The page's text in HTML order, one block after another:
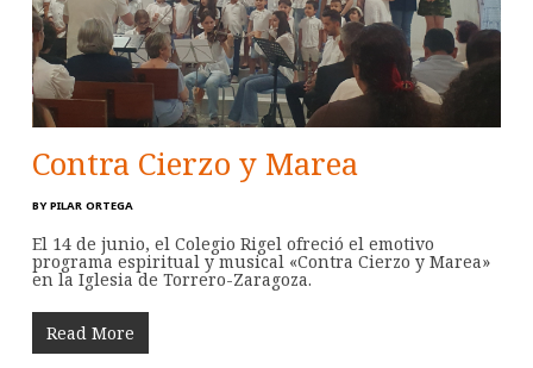
Contra Cierzo y Marea
BY PILAR ORTEGA
El 14 de junio, el Colegio Rigel ofreció el emotivo
programa espiritual y musical «Contra Cierzo y Marea»
en la Iglesia de Torrero-Zaragoza.
Read More